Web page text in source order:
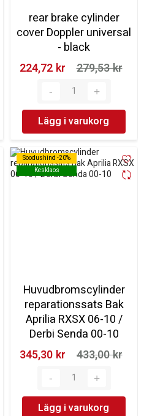
rear brake cylinder
cover Doppler universal
- black
224,72 kr‎
279,53 kr‎
Lägg i varukorg
Soodushind -20%
Kesklaos
Soodushind -20%
Kesklaos
Huvudbromscylinder
reparationssats Bak
Aprilia RXSX 06-10 /
Derbi Senda 00-10
345,30 kr‎
433,00 kr‎
Lägg i varukorg